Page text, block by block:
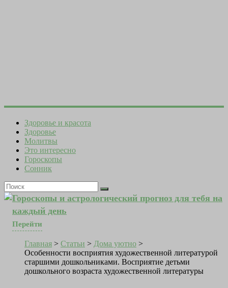
Здоровье и красота
Здоровье
Молитвы
Это интересно
Гороскопы
Сонник
Гороскопы и астрологический прогноз для тебя на
каждый день
Перейти
Главная > Статьи > Дома уютно >
Особенности восприятия художественной литературой
старшими дошкольниками. Восприятие детьми
дошкольного возраста художественной литературы